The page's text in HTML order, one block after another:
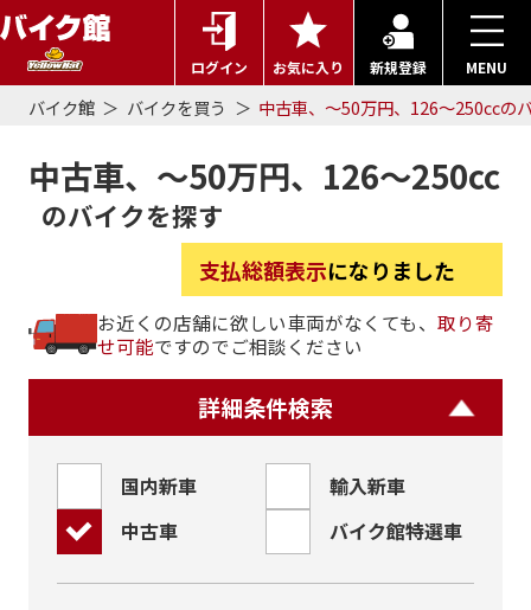
ログイン お気に入り 新規登録 MENU
バイク館 バイクを買う 中古車、～50万円、126～250ccの
中古車、～50万円、126～250cc
のバイクを探す
支払総額表示になりました
お近くの店舗に欲しい車両がなくても、取り寄
せ可能ですのでご相談ください
詳細条件検索
国内新車
輸入新車
中古車
バイク館特選車